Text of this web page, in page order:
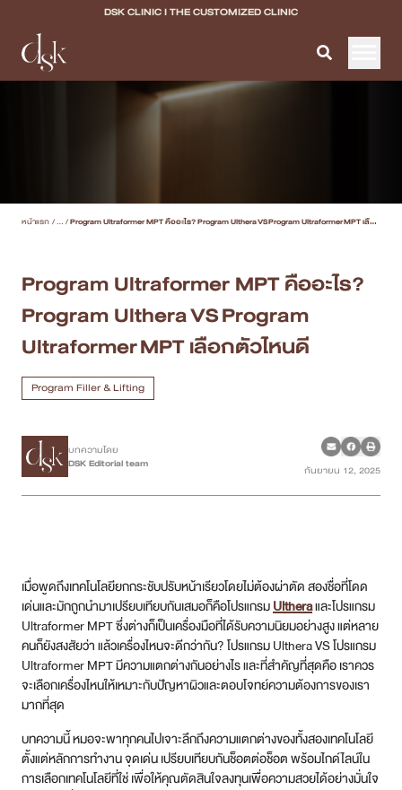
DSK CLINIC I THE CUSTOMIZED CLINIC
Program Filler & Lifting
Program Acne Scar
Program Skin Quality
Program Body Confidence
แพทย์ของเรา
เคสรีวิว
Case Review
บทความ
โปรโมชั่น
รายชื่อสาขา
สาขา Siam Paragon
สาขา Stadium One
หน้าแรก /... / Program Ultraformer MPT คืออะไร? Program Ulthera VS Program Ultraformer MPT เลือกตัวไหนดี
Program Ultraformer MPT คืออะไร?
Program Ulthera VS Program
Ultraformer MPT เลือกตัวไหนดี
Program Filler & Lifting
บทความโดย
DSK Editorial team
กันยายน 12, 2025
เมื่อพูดถึงเทคโนโลยียกกระชับปรับหน้าเรียวโดยไม่ต้องผ่าตัด สองชื่อที่โดด
เด่นและมักถูกนำมาเปรียบเทียบกันเสมอก็คือโปรแกรมUltheraและโปรแกรม
Ultraformer MPT ซึ่งต่างก็เป็นเครื่องมือที่ได้รับความนิยมอย่างสูง แต่หลาย
คนก็ยังสงสัยว่า แล้วเครื่องไหนจะดีกว่ากัน? โปรแกรม Ulthera VS โปรแกรม
Ultraformer MPT มีความแตกต่างกันอย่างไร และที่สำคัญที่สุดคือ เราควร
จะเลือกเครื่องไหนให้เหมาะกับปัญหาผิวและตอบโจทย์ความต้องการของเรา
มากที่สุด
บทความนี้ หมอจะพาทุกคนไปเจาะลึกถึงความแตกต่างของทั้งสองเทคโนโลยี
ตั้งแต่หลักการทำงาน จุดเด่น เปรียบเทียบกันช็อตต่อช็อต พร้อมไกด์ไลน์ใน
การเลือกเทคโนโลยีที่ใช่ เพื่อให้คุณตัดสินใจลงทุนเพื่อความสวยได้อย่างมั่นใจ